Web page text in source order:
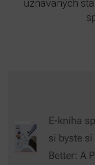
uznávaných
E-kniha
si byste
Better: A